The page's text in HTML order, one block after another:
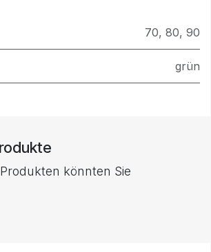
70, 80, 90
grün
könnten Sie